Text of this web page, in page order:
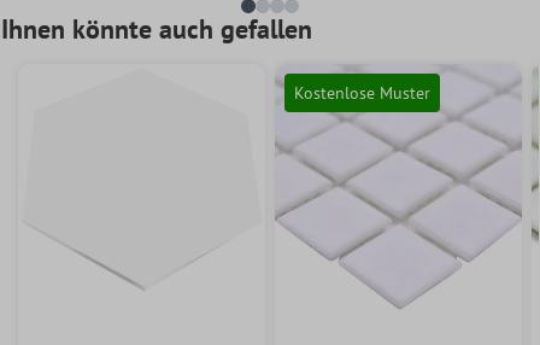
Ihnen könnte auch gefallen
Kostenlose Muster